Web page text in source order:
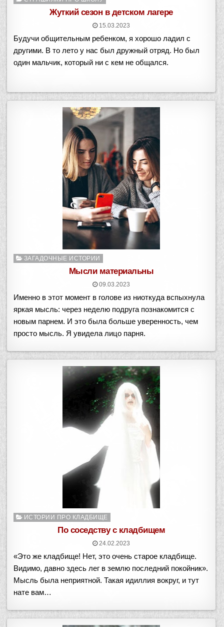
Жуткий сезон в детском лагере
15.03.2023
Будучи общительным ребенком, я хорошо ладил с
другими. В то лето у нас был дружный отряд. Но был
один мальчик, который ни с кем не общался.
Опубликовано
ЗАГАДОЧНЫЕ ИСТОРИИ
Мысли материальны
09.03.2023
Именно в этот момент в голове из ниоткуда вспыхнула
яркая мысль: через неделю подруга познакомится с
новым парнем. И это была больше уверенность, чем
просто мысль. Я увидела лицо парня.
Опубликовано
ИСТОРИИ ПРО КЛАДБИЩЕ
По соседству с кладбищем
24.02.2023
«Это же кладбище! Нет, это очень старое кладбище.
Видимо, давно здесь лег в землю последний покойник».
Мысль была неприятной. Такая идиллия вокруг, и тут
нате вам…